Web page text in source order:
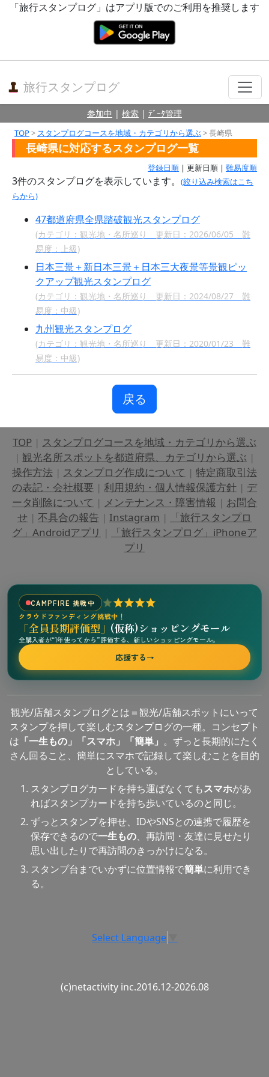
「旅行スタンプログ」はアプリ版でのご利用を推奨します
旅行スタンプログ
参加中 | 検索 | ﾃﾞｰﾀ管理
TOP> スタンプログコースを地域・カテゴリから選ぶ> 長崎県
長崎県に対応するスタンプログ一覧
登録日順 | 更新日順 | 難易度順
3件のスタンプログを表示しています。
(絞り込み検索はこち
らから)
47都道府県全県踏破観光スタンプログ
(カテゴリ：観光地・名所巡り 更新日：2026/06/05 難
易度：上級)
日本三景＋新日本三景＋日本三大夜景等景観ピッ
クアップ観光スタンプログ
(カテゴリ：観光地・名所巡り 更新日：2024/08/27 難
易度：中級)
九州観光スタンプログ
(カテゴリ：観光地・名所巡り 更新日：2020/01/23 難
易度：中級)
戻る
TOP | スタンプログコースを地域・カテゴリから選ぶ
| 観光名所スポットを都道府県、カテゴリから選ぶ |
操作方法 | スタンプログ作成について | 特定商取引法
の表記・会社概要 | 利用規約・個人情報保護方針 | デ
ータ削除について | メンテナンス・障害情報 | お問合
せ | 不具合の報告 | Instagram |
「旅行スタンプロ
グ」Androidアプリ |
「旅行スタンプログ」iPhoneア
プリ
CAMPFIRE 挑戦中
クラウドファンディング挑戦中！
「全員長期評価型」 (仮称)ショッピングモール
全購入者が“1年使ってから”評価する、新しいショッピングモール。
応援する→
観光/店舗スタンプログとは＝観光/店舗スポットにいって
スタンプを押して楽しむスタンプログの一種。コンセプト
は 「一生もの」「スマホ」「簡単」 。ずっと長期的にたく
さん回ること、簡単にスマホで記録して楽しむことを目的
としている。
スタンプログカードを持ち運ばなくてもスマホがあ
ればスタンプカードを持ち歩いているのと同じ。
ずっとスタンプを押せ、IDやSNSとの連携で履歴を
保存できるので一生もの、再訪問・友達に見せたり
思い出したりで再訪問のきっかけになる。
スタンプ台までいかずに位置情報で簡単に利用でき
る。
Select Language
(c)netactivity inc.2016.12-2026.08